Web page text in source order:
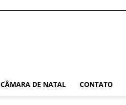
CÂMARA DE NATAL CONTATO